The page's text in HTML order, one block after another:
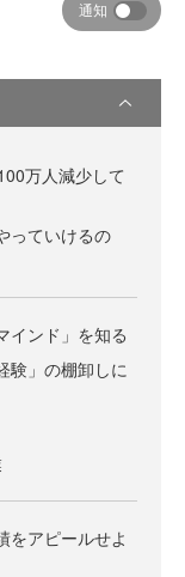
通知
万人減少して
っていけるの
インド」を知る
験」の棚卸しに
をアピールせよ